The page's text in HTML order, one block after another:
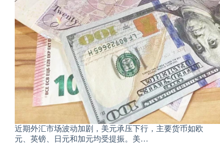
近期外汇市场波动加剧，美元承压下行，主要货币如欧
元、英镑、日元和加元均受提振。美…